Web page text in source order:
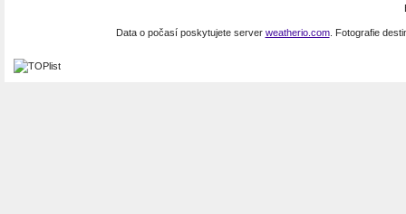
Data o počasí poskytujete server weatherio.com. Fotografie